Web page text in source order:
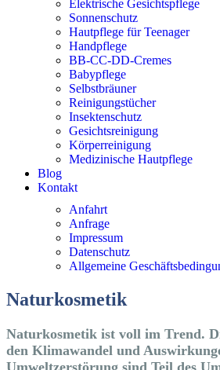
Elektrische Gesichtspflege
Sonnenschutz
Hautpflege für Teenager
Handpflege
BB-CC-DD-Cremes
Babypflege
Selbstbräuner
Reinigungstücher
Insektenschutz
Gesichtsreinigung
Körperreinigung
Medizinische Hautpflege
Blog
Kontakt
Anfahrt
Anfrage
Impressum
Datenschutz
Allgemeine
Natur­kosmetik
Naturkosmetik ist voll im Trend.
den Klimawandel und
Umweltzerstörung sind Teil des